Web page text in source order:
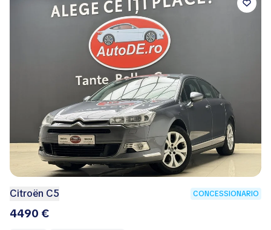
Citroën C5 CONCESSIONARIO
4490 €